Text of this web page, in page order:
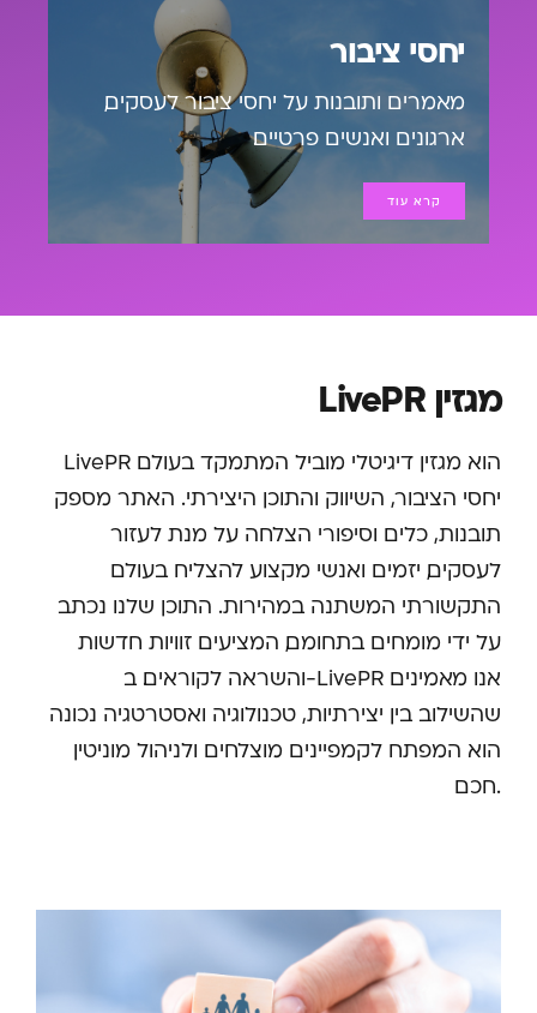
יחסי ציבור
מאמרים ותובנות על יחסי ציבור לעסקים,
ארגונים ואנשים פרטיים.
קרא עוד
מגזין LivePR
LivePR הוא מגזין דיגיטלי מוביל המתמקד בעולם
יחסי הציבור, השיווק והתוכן היצירתי. האתר מספק
תובנות, כלים וסיפורי הצלחה על מנת לעזור
לעסקים, יזמים ואנשי מקצוע להצליח בעולם
התקשורתי המשתנה במהירות. התוכן שלנו נכתב
על ידי מומחים בתחומם, המציעים זוויות חדשות
והשראה לקוראים. ב-LivePR אנו מאמינים
שהשילוב בין יצירתיות, טכנולוגיה ואסטרטגיה נכונה
הוא המפתח לקמפיינים מוצלחים ולניהול מוניטין
חכם.